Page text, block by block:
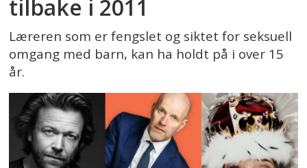
tilbake i 2011
Læreren som er fengslet og siktet for seksuell
omgang med barn, kan ha holdt på i over 15
år.